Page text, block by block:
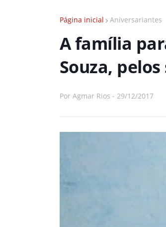
Página inicial Aniversariantes
A família
Souza,
Por Agmar Rios - 29/12/2017